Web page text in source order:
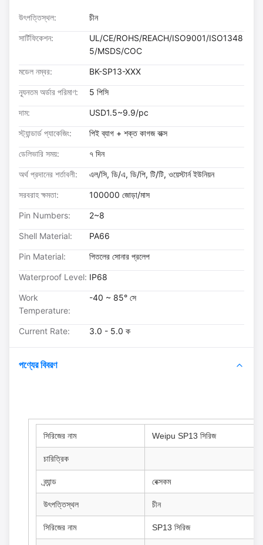
উৎপত্তিস্থল: চীন
সার্টিফিকেশন:
UL/CE/ROHS/REACH/ISO9001/ISO1348
5/MSDS/COC
মডেল নম্বর: BK-SP13-XXX
ন্যূনতম অর্ডার পরিমাণ: 5 পিসি
দাম: USD1.5~9.9/pc
স্ট্যান্ডার্ড প্যাকেজিং: পিই ব্যাগ + শক্ত কাগজ বাক্স
ডেলিভারি সময়: ৭ দিন
অর্থ প্রদানের শর্তাবলী: এল/সি, ডি/এ, ডি/পি, টি/টি, ওয়েস্টার্ন ইউনিয়ন
সরবরাহ ক্ষমতা: 100000 জোড়া/মাস
Pin Numbers: 2~8
Shell Material: PA66
Pin Material: পিতলের সোনার প্রলেপ
Waterproof Level: IP68
Work
Temperature:
-40 ~ 85° সে
Current Rate: 3.0 - 5.0 ক
পণ্যের বিবরণ
সিরিজের নাম Weipu SP13 সিরিজ
চারিত্রিক
ব্র্যান্ড বেক্সকম
উৎপত্তিস্থল চীন
সিরিজের নাম SP13 সিরিজ